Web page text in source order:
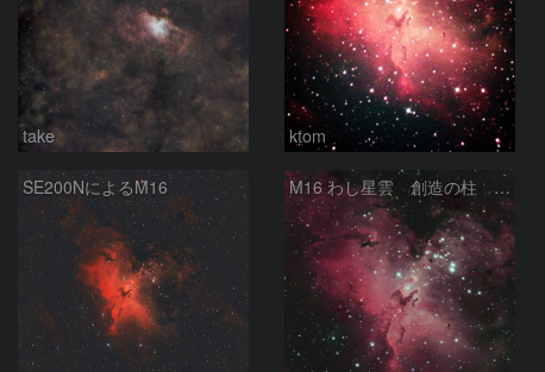
take ktom
SE200NによるM16 M16 わし星雲 創造の柱 へび座